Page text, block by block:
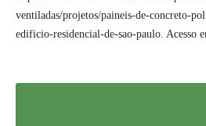
ventiladas/projetos/paineis-de-concreto-
edificio-residencial-de-sao-paulo. Acesso